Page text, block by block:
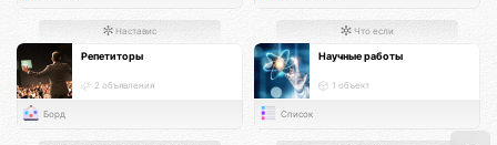
Наставис
Репетиторы
2 объявления
Борд
Что если
Научные работы
1 объект
Список